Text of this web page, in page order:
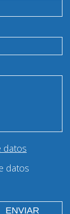
datos
datos